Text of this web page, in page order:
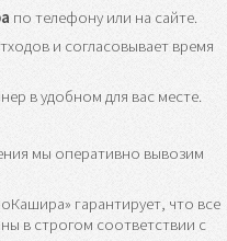
по телефону или на сайте.
и согласовывает время
в удобном для вас месте.
мы оперативно вывозим
гарантирует, что все
в строгом соответствии с